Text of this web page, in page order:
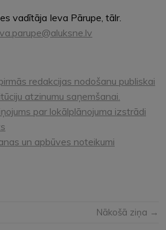
vadītāja Ieva Pārupe, tālr.
redakcijas nodošanu publiskai
atzinumu saņemšanai.
par lokālplānojuma izstrādi
un apbūves noteikumi
Nākošā ziņa →